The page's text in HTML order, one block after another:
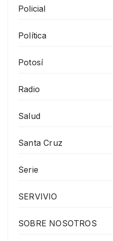
Policial
Política
Potosí
Radio
Salud
Santa Cruz
Serie
SERVIVIO
SOBRE NOSOTROS